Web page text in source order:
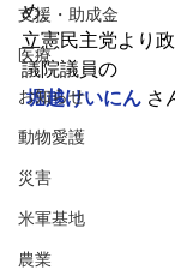
支援・助成金
医療
お知らせ
動物愛護
災害
米軍基地
農業
め、
立憲民主党より
議院議員の
堀越けいにん さ